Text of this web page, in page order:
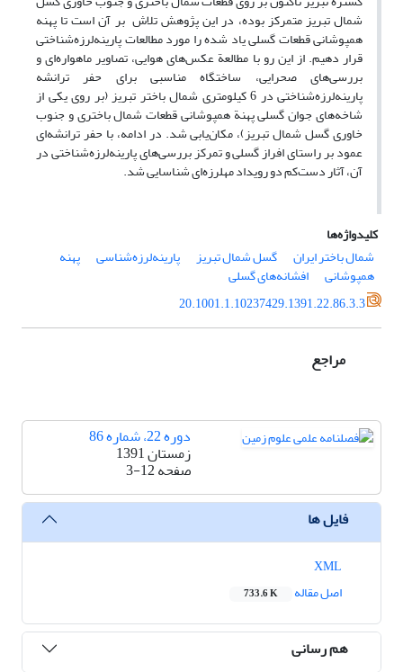
شمال تبریز متمرکز بوده، در این پژوهش تلاش بر آن است تا پهنه‌
همپوشانی قطعات گسلی یاد شده را مورد مطالعات پارینه‌‌لرزه‌شناختی
قرار دهیم. از این رو با مطالعة‌ عکس‌های هوایی، تصاویر ماهواره‌ای و
بررسی‌های صحرایی، ساختگاه مناسبی برای حفر ترانشه‌
پارینه‌‌لرزه‌شناختی در 6 کیلومتری شمال باختر تبریز (بر روی یکی از
شاخه‌های جوان گسلی پهنة‌ همپوشانی قطعات شمال باختری و جنوب
خاوری گسل شمال تبریز)، مکان‌یابی شد. در ادامه، با حفر ترانشه‌ای
عمود بر راستای افراز گسلی و تمرکز بررسی‌های پارینه‌‌لرزه‌شناختی در
آن، آثار دست‌کم دو رویداد مهلرزه‌ای شناسایی شد.
کلیدواژه‌ها
شمال باختر ایران
گسل شمال تبریز پارینه‌‌لرزه‌شناسی پهنه‌
همپوشانی
افشانه‌های گسلی
20.1001.1.10237429.1391.22.86.3.3
مراجع
دوره 22، شماره 86
زمستان 1391
صفحه3-12
فایل ها
اصل مقاله
733.6 K
هم رسانی